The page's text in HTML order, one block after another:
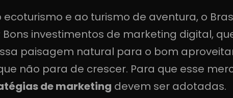
e ao turismo de aventura, o
investimentos de marketing digital,
paisagem natural para o bom
não para de crescer. Para que esse
de marketing devem ser adotadas.